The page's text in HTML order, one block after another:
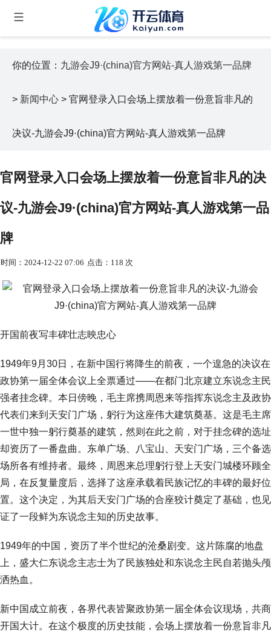
你的位置： 九游会J9·(china)官方网站-真人游戏第一品牌
> 新闻中心 > 官网登录入口会场上摆放着一份意旨非凡的
决议-九游会J9·(china)官方网站-真人游戏第一品牌
官网登录入口会场上摆放着一份意旨非凡的决
议-九游会J9·(china)官方网站-真人游戏第一品
牌
时间：2024-12-22 07:06 点击：118 次
开国前夜写丰碑壮志映忠心
1949年9月30日，在新中国行将降生的前夜，一个遑急的决议在
政协第一届全体会议上全票通过——在都门北京建立东说念主民
强者挂念碑。本日傍晚，毛主席携周恩来等指挥东说念主及政协
代表们来到天安门广场，躬行为这座伟大建筑奠基。这是毛主席
一世中独一躬行奠基的建筑，然则在此之前，对于挂念碑的选址
却资历了一番盘曲。东单广场、八宝山、天安门广场，三个备选
场所各有维持者。最终，周恩来总理躬行登上天安门城楼环顾全
局，在反复量度后，选择了这座承载着民族记忆的丰碑的最好位
置。这个决定，为其后天安门广场的合座狡计奠定了基础，也见
证了一段鲜为东说念主知的历史故事。
1949年的中国，资历了半个世纪的沧桑剧变。这片陈腐的地盘
上，盛大仁东说念主志士为了民族独处和东说念主民自若抛头颅
洒热血。
新中国成立前夜，各界代表皆聚政协第一届全体会议现场，共商
开国大计。在这个极度的历史技能，会场上摆放着一份意旨非凡